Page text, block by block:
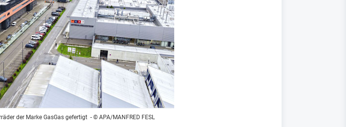
der Marke GasGas gefertigt - © APA/MANFRED FESL